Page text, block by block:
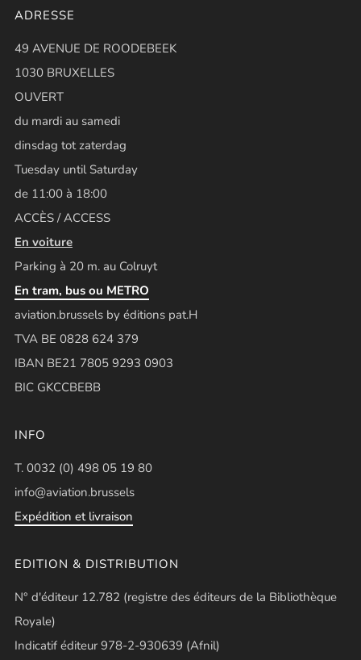
ADRESSE
49 AVENUE DE ROODEBEEK
1030 BRUXELLES
OUVERT
du mardi au samedi
dinsdag tot zaterdag
Tuesday until Saturday
de 11:00 à 18:00
ACCÈS / ACCESS
En voiture
Parking à 20 m. au Colruyt
En tram, bus ou METRO
aviation.brussels by éditions pat.H
TVA BE 0828 624 379
IBAN BE21 7805 9293 0903
BIC GKCCBEBB
INFO
T. 0032 (0) 498 05 19 80
info@aviation.brussels
Expédition et livraison
EDITION & DISTRIBUTION
N° d'éditeur 12.782 (registre des éditeurs de la Bibliothèque
Royale)
Indicatif éditeur 978-2-930639 (Afnil)